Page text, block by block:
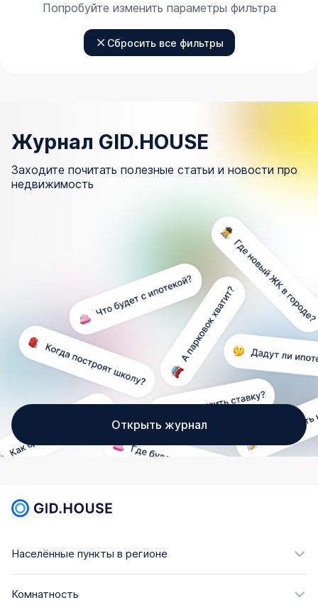
Попробуйте изменить параметры фильтра
Сбросить все фильтры
Журнал GID.HOUSE
Заходите почитать полезные статьи и новости про
недвижимость
Открыть журнал
Населённые пункты в регионе
Комнатность